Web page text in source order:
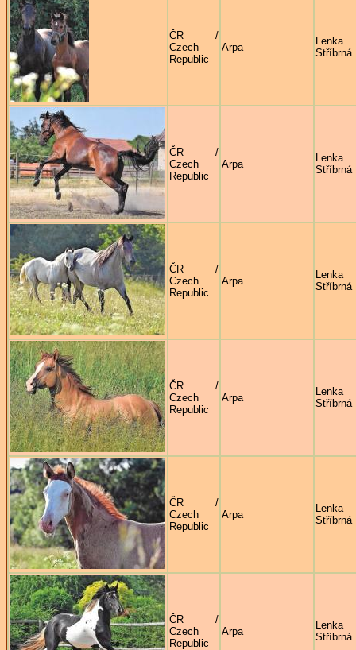
ČR /
Czech
Republic
Arpa
Lenka
Stříbrná
ČR /
Czech
Republic
Arpa
Lenka
Stříbrná
ČR /
Czech
Republic
Arpa
Lenka
Stříbrná
ČR /
Czech
Republic
Arpa
Lenka
Stříbrná
ČR /
Czech
Republic
Arpa
Lenka
Stříbrná
ČR /
Czech
Republic
Arpa
Lenka
Stříbrná